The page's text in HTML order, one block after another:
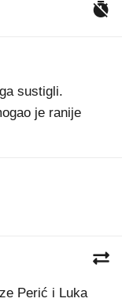
sustigli.
je ranije
Perić i Luka